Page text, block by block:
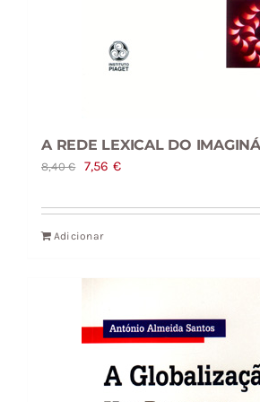
A REDE LEXICAL DO
8,40€
O
original
era:
7,56 €O
atual
Adicionar